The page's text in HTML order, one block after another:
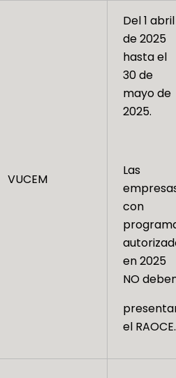
VUCEM
Del 1 abril
de 2025
hasta el
30 de
mayo de
2025.
Las
con
en 2025
NO
el RAOCE.